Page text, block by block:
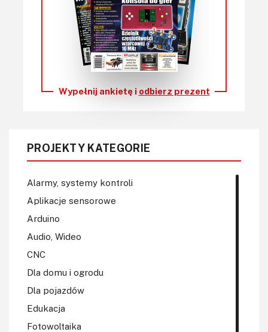
Wypełnij ankietę i odbierz prezent
PROJEKTY KATEGORIE
Alarmy, systemy kontroli
Aplikacje sensorowe
Arduino
Audio, Wideo
CNC
Dla domu i ogrodu
Dla pojazdów
Edukacja
Fotowoltaika